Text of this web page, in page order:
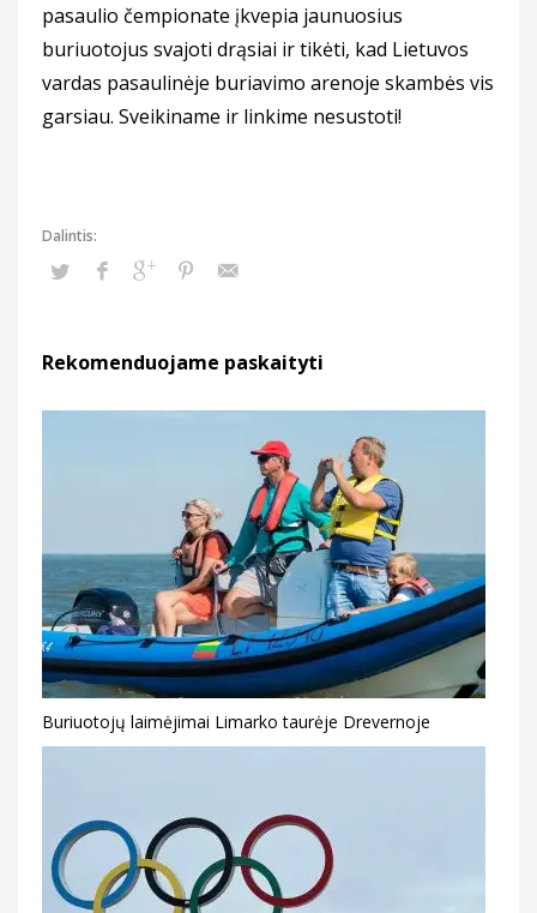
pasaulio čempionate įkvepia jaunuosius
buriuotojus svajoti drąsiai ir tikėti, kad Lietuvos
vardas pasaulinėje buriavimo arenoje skambės vis
garsiau. Sveikiname ir linkime nesustoti!
Rekomenduojame paskaityti
Buriuotojų laimėjimai Limarko taurėje Drevernoje